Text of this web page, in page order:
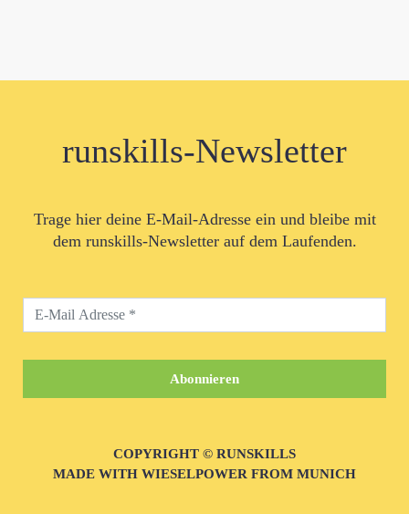
runskills-Newsletter
Trage hier deine E-Mail-Adresse ein und bleibe mit
dem runskills-Newsletter auf dem Laufenden.
COPYRIGHT © RUNSKILLS
MADE WITH WIESELPOWER FROM MUNICH